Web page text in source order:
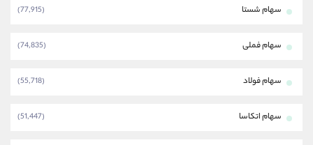
سهام شستا (77,915)
سهام فملی (74,835)
سهام فولاد (55,718)
سهام اتکاسا (51,447)